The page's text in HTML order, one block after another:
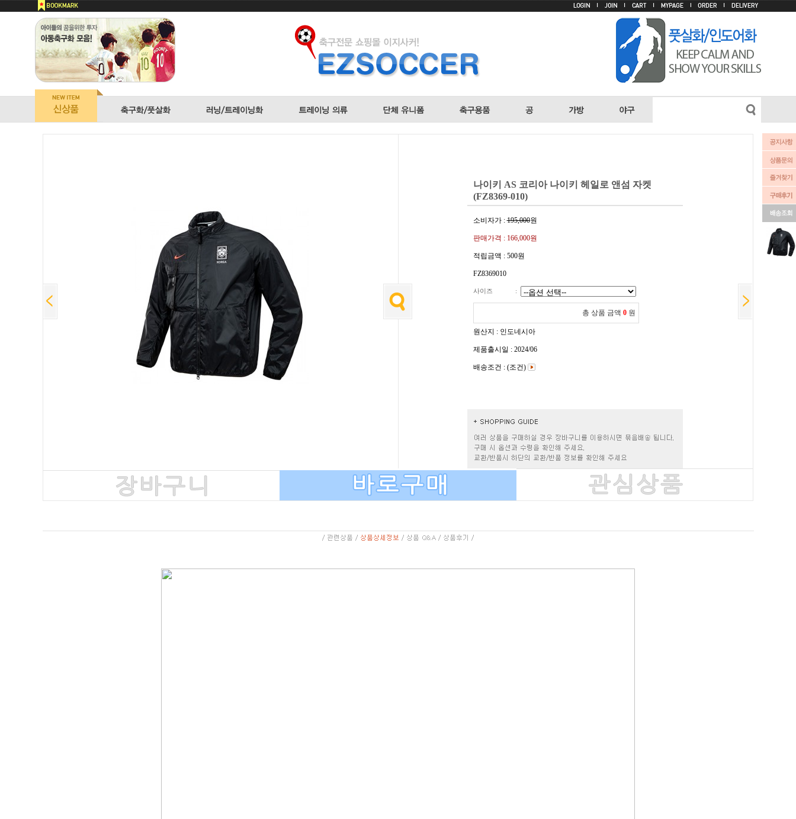
나이키 AS 코리아 나이키 헤일로 앤섬 자켓
(FZ8369-010)
소비자가 :195,000원
판매가격 : 166,000원
적립금액 : 500원
FZ8369010
사이즈 :
총 상품 금액 0 원
원산지 : 인도네시아
제품출시일 : 2024/06
배송조건 : (조건)